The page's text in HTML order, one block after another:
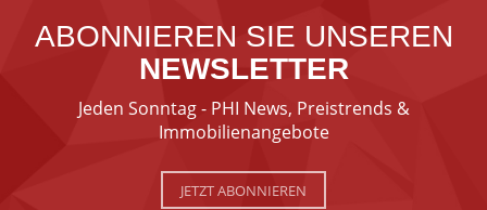
ABONNIEREN SIE UNSEREN
NEWSLETTER
Jeden Sonntag - PHI News, Preistrends &
Immobilienangebote
JETZT ABONNIEREN